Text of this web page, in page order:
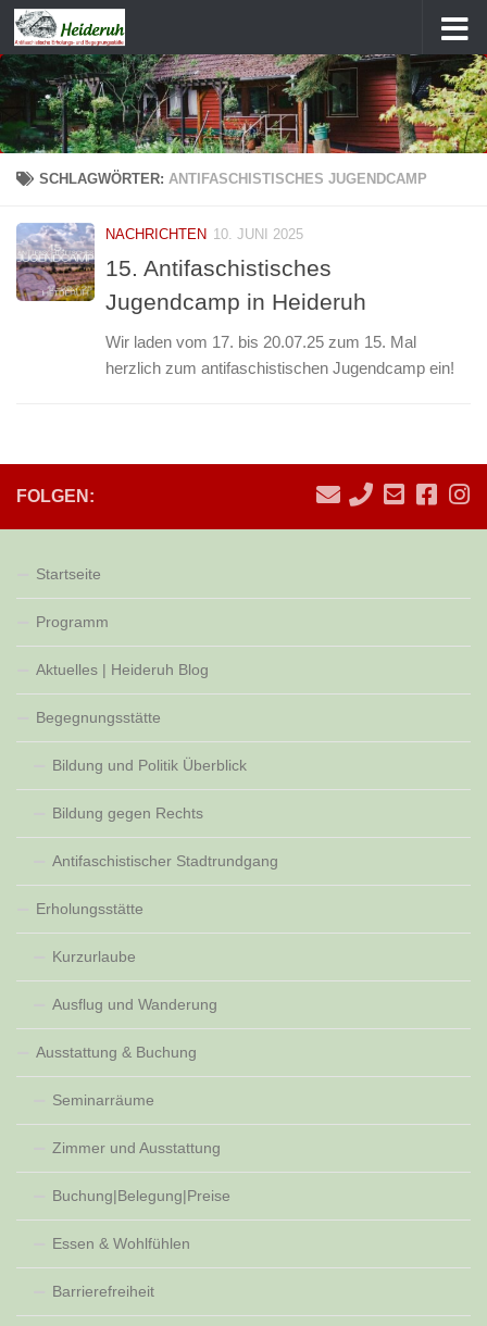
Zum Inhalt springen
SCHLAGWÖRTER:ANTIFASCHISTISCHES JUGENDCAMP
NACHRICHTEN 10. JUNI 2025
15. Antifaschistisches
Jugendcamp in Heideruh
Wir laden vom 17. bis 20.07.25 zum 15. Mal
herzlich zum antifaschistischen Jugendcamp ein!
FOLGEN:
Startseite
Programm
Aktuelles | Heideruh Blog
Begegnungsstätte
Bildung und Politik Überblick
Bildung gegen Rechts
Antifaschistischer Stadtrundgang
Erholungsstätte
Kurzurlaube
Ausflug und Wanderung
Ausstattung & Buchung
Seminarräume
Zimmer und Ausstattung
Buchung|Belegung|Preise
Essen & Wohlfühlen
Barrierefreiheit